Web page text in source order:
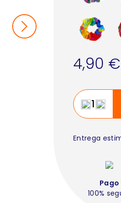
4,90 €
Entrega
Pago
100%